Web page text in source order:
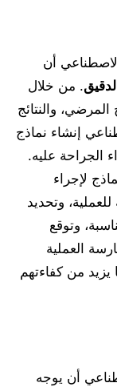
أن
. من خلال
والنتائج
إنشاء نماذج
الجراحة عليه.
لإجراء
للعملية، وتحديد
وتوقع
العملية
يزيد من كفاءتهم
أن يوجه